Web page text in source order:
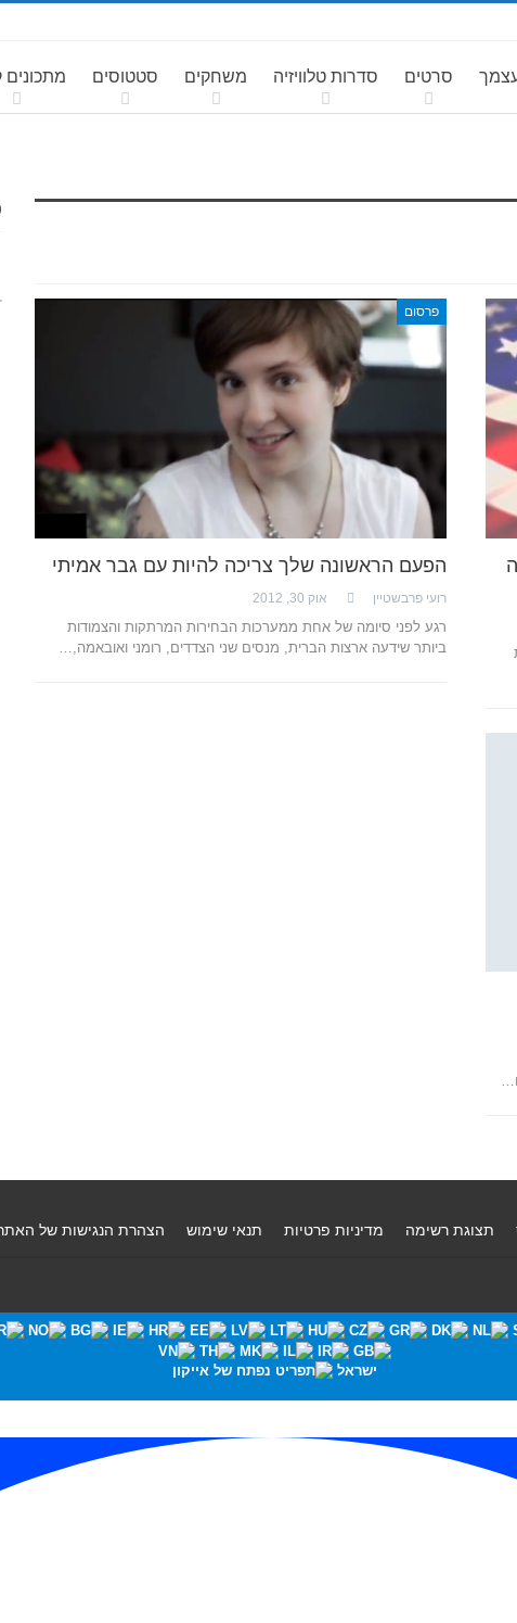
סרטים סדרות טלוויזיה משחקים סטטוסים מתכונים
פרסום
הפעם הראשונה שלך צריכה להיות עם גבר אמיתי
רועי פרבשטיין אוק 30, 2012
רגע לפני סיומה של אחת ממערכות הבחירות המרתקות והצמודות
ביותר שידעה ארצות הברית, מנסים שני הצדדים, רומני ואובאמה,…
תצוגת רשימה מדיניות פרטיות תנאי שימוש הצהרת הנגישות של
ישראל